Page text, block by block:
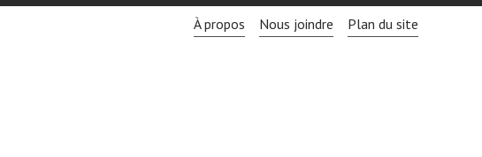
À propos Nous joindre Plan du site